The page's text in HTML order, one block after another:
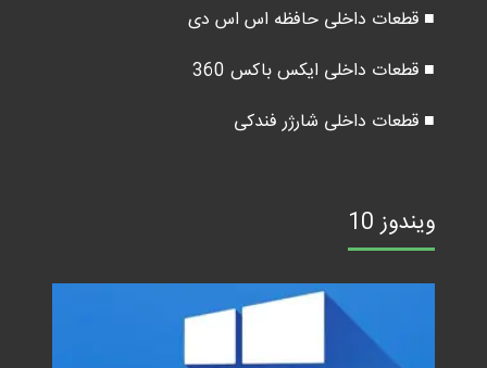
■ قطعات داخلی حافظه اس اس دی
■ قطعات داخلی ایکس باکس 360
■ قطعات داخلی شارژر فندکی
ویندوز 10